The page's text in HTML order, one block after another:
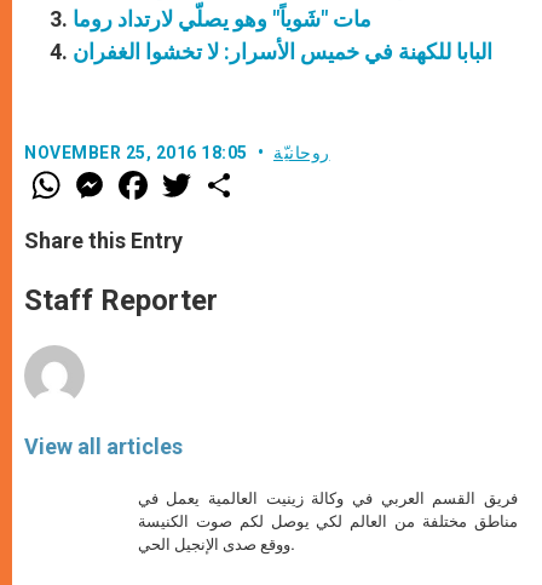
مات "شَوياً" وهو يصلّي لارتداد روما
البابا للكهنة في خميس الأسرار: لا تخشوا الغفران
NOVEMBER 25, 2016 18:05 روحانيّة
W
h
t
s
p
p
M
e
s
e
g
e
F
a
e
b
o
k
w
r
Share this Entry
Staff Reporter
View all articles
فريق القسم العربي في وكالة زينيت العالمية يعمل في
مناطق مختلفة من العالم لكي يوصل لكم صوت الكنيسة
ووقع صدى الإنجيل الحي.